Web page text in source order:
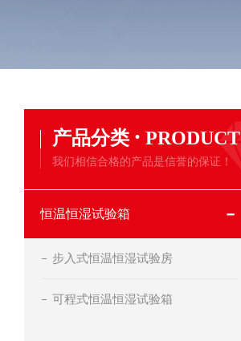
产品分类 · PRODUCT
我们相信合格的产品是信誉的保证！
恒温恒湿试验箱
步入式恒温恒湿试验房
可程式恒温恒湿试验箱